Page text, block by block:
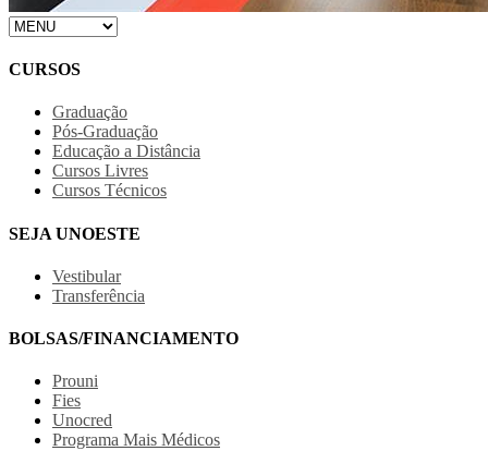
CURSOS
Graduação
Pós-Graduação
Educação a Distância
Cursos Livres
Cursos Técnicos
SEJA UNOESTE
Vestibular
Transferência
BOLSAS/FINANCIAMENTO
Prouni
Fies
Unocred
Programa Mais Médicos